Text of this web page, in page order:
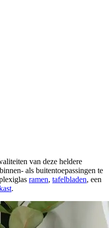
van deze heldere
als buitentoepassingen te
ramen, tafelbladen, een
.